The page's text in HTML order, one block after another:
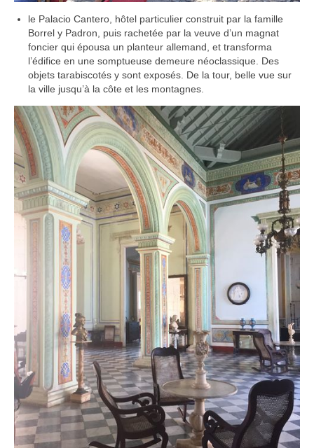
le Palacio Cantero, hôtel particulier construit par la famille
Borrel y Padron, puis rachetée par la veuve d’un magnat
foncier qui épousa un planteur allemand, et transforma
l’édifice en une somptueuse demeure néoclassique. Des
objets tarabiscotés y sont exposés. De la tour, belle vue sur
la ville jusqu’à la côte et les montagnes.